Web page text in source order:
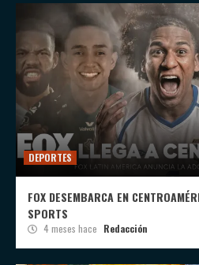
DEPORTES
FOX DESEMBARCA EN
SPORTS
4 meses hace Redacción